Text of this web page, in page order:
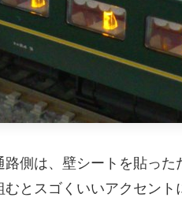
側は、壁シートを貼った
とスゴくいいアクセント